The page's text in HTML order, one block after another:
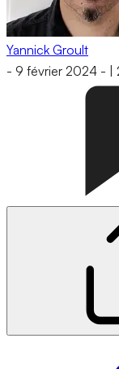
Yannick Groult
- 9 février 2024 -